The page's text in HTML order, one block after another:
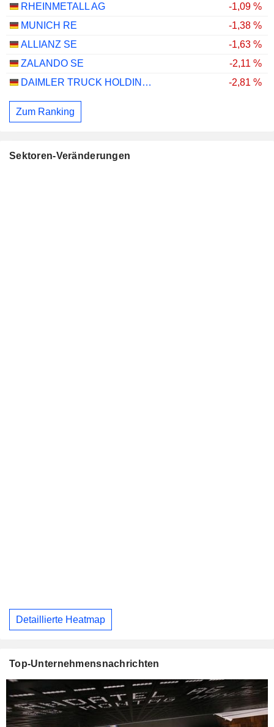
RHEINMETALL AG
-1,09 %
MUNICH RE
-1,38 %
ALLIANZ SE
-1,63 %
ZALANDO SE
-2,11 %
DAIMLER TRUCK HOLDING AG
-2,81 %
Zum Ranking
Sektoren-Veränderungen
Detaillierte Heatmap
Top-Unternehmensnachrichten